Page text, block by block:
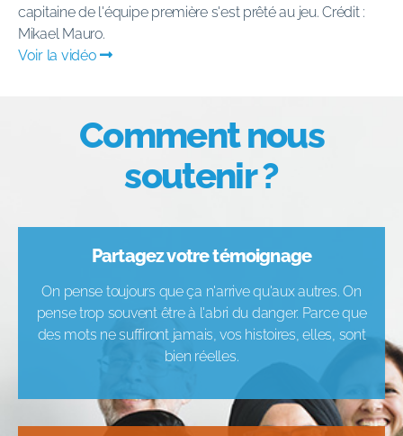
capitaine de l'équipe première s'est prêté au jeu. Crédit :
Mikael Mauro.
Voir la vidéo
Comment nous
soutenir ?
Partagez votre témoignage
On pense toujours que ça n'arrive qu'aux autres. On
pense trop souvent être à l'abri du danger. Parce que
des mots ne suffiront jamais, vos histoires, elles, sont
bien réelles.